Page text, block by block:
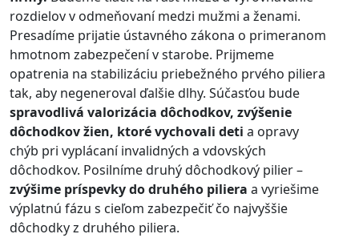
rozdielov v odmeňovaní medzi mužmi a ženami.
Presadíme prijatie ústavného zákona o primeranom
hmotnom zabezpečení v starobe. Prijmeme
opatrenia na stabilizáciu priebežného prvého piliera
tak, aby negeneroval ďalšie dlhy. Súčasťou bude
spravodlivá valorizácia dôchodkov, zvýšenie
dôchodkov žien, ktoré vychovali deti a opravy
chýb pri vyplácaní invalidných a vdovských
dôchodkov. Posilníme druhý dôchodkový pilier –
zvýšime príspevky do druhého piliera a vyriešime
výplatnú fázu s cieľom zabezpečiť čo najvyššie
dôchodky z druhého piliera.